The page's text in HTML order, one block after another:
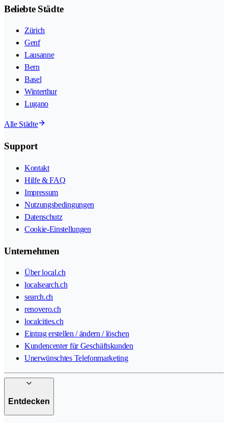
Beliebte Städte
Zürich
Genf
Lausanne
Bern
Basel
Winterthur
Lugano
Alle Städte
Support
Kontakt
Hilfe & FAQ
Impressum
Nutzungsbedingungen
Datenschutz
Cookie-Einstellungen
Unternehmen
Über local.ch
localsearch.ch
search.ch
renovero.ch
localcities.ch
Eintrag erstellen / ändern / löschen
Kundencenter für Geschäftskunden
Unerwünschtes Telefonmarketing
Entdecken